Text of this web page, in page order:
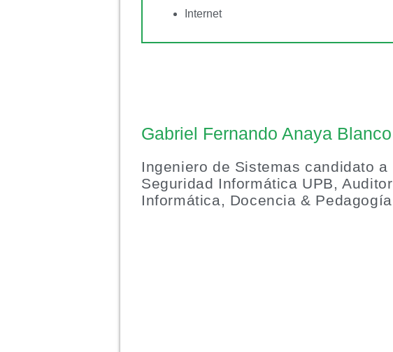
Internet
Gabriel Fernando Anaya Blanco
Ingeniero de Sistemas candidato
Seguridad Informática UPB,
Informática, Docencia &